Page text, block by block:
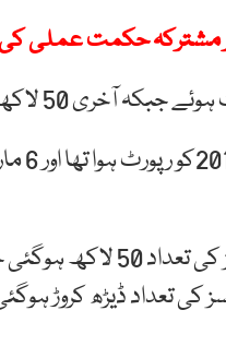
مشترکہ حکمت عملی